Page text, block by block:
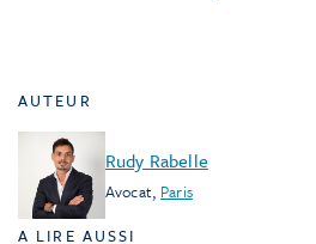
AUTEUR
Rudy Rabelle
Avocat, Paris
A LIRE AUSSI